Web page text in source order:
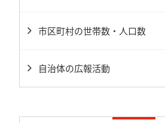
市区町村の世帯数・人口数
自治体の広報活動